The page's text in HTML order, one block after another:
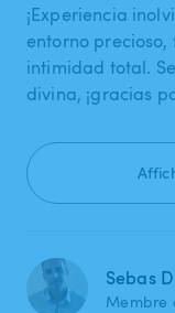
¡Experiencia
entorno
intimidad total.
divina, ¡gracias
Sebas D
Membre